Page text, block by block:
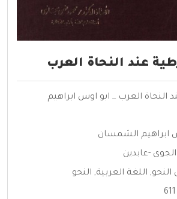
عند النحاة العرب
النحاة العرب _ ابو اوس ابراهيم
ابراهيم الشمسان
-عابدين
, اللغة العربية, النحو
611